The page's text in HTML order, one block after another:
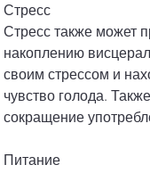
Стресс
Стресс также может
накоплению
своим стрессом и
чувство голода.
сокращение
Питание